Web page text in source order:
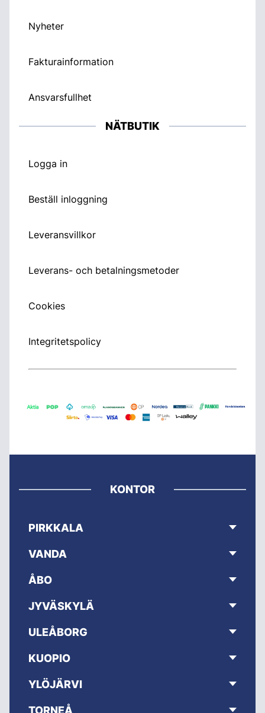
Nyheter
Fakturainformation
Ansvarsfullhet
NÄTBUTIK
Logga in
Beställ inloggning
Leveransvillkor
Leverans- och betalningsmetoder
Cookies
Integritetspolicy
KONTOR
PIRKKALA
VANDA
ÅBO
JYVÄSKYLÄ
ULEÅBORG
KUOPIO
YLÖJÄRVI
TORNEÅ